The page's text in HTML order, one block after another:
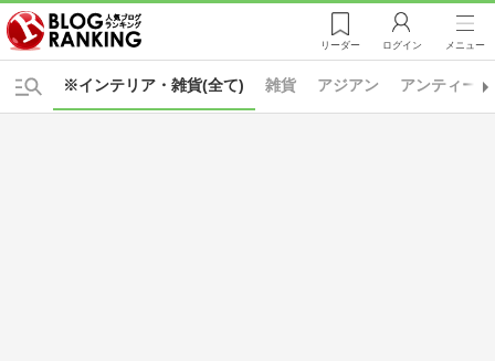
リーダー ログイン メニュー
※インテリア・雑貨(全て) 雑貨 アジアン アンティーク